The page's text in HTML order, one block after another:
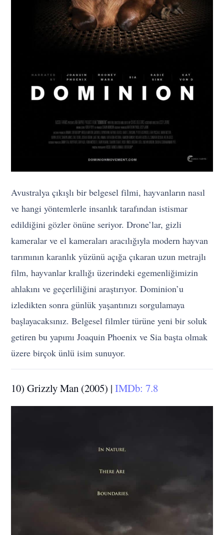
Avustralya çıkışlı bir belgesel filmi, hayvanların nasıl
ve hangi yöntemlerle insanlık tarafından istismar
edildiğini gözler önüne seriyor. Drone’lar, gizli
kameralar ve el kameraları aracılığıyla modern hayvan
tarımının karanlık yüzünü açığa çıkaran uzun metrajlı
film, hayvanlar krallığı üzerindeki egemenliğimizin
ahlakını ve geçerliliğini araştırıyor. Dominion’u
izledikten sonra günlük yaşantınızı sorgulamaya
başlayacaksınız. Belgesel filmler türüne yeni bir soluk
getiren bu yapımı Joaquin Phoenix ve Sia başta olmak
üzere birçok ünlü isim sunuyor.
10) Grizzly Man (2005) |IMDb: 7.8